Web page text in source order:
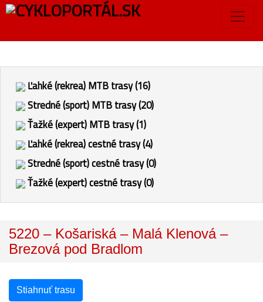
Ľahké (rekrea) MTB trasy (16)
Stredné (sport) MTB trasy (20)
Ťažké (expert) MTB trasy (1)
Ľahké (rekrea) cestné trasy (4)
Stredné (sport) cestné trasy (0)
Ťažké (expert) cestné trasy (0)
5220 – Košariská – Malá Klenová –
Brezová pod Bradlom
Stiahnuť trasu